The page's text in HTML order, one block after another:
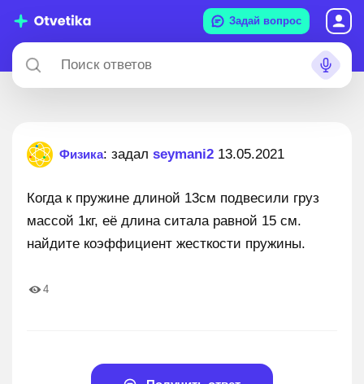
Задай вопрос
Физика: задал seymani2 13.05.2021
Когда к пружине длиной 13см подвесили груз
массой 1кг, её длина ситала равной 15 см.
найдите коэффициент жесткости пружины.
4